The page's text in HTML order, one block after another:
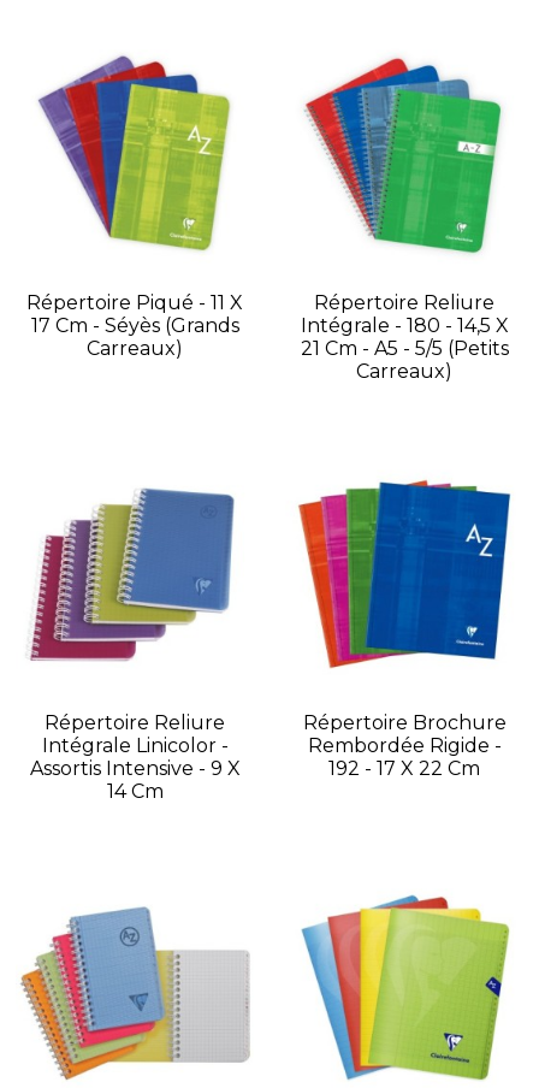
Répertoire Piqué - 11 X
17 Cm - Séyès (grands
Carreaux)
Répertoire Reliure
Intégrale - 180 - 14,5 X
21 Cm - A5 - 5/5 (petits
Carreaux)
Répertoire Reliure
Intégrale Linicolor -
Assortis Intensive - 9 X
14 Cm
Répertoire Brochure
Rembordée Rigide -
192 - 17 X 22 Cm